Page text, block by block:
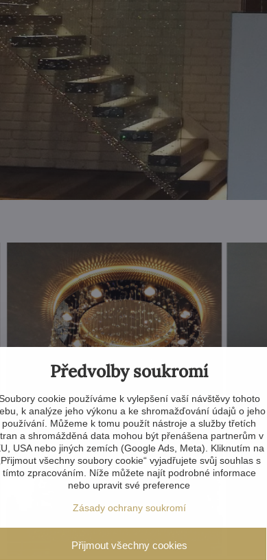
Předvolby soukromí
cookie používáme k vylepšení vaší návštěvy tohoto
k analýze jeho výkonu a ke shromažďování údajů o jeho
používání. Můžeme k tomu použít nástroje a služby třetích
a shromážděná data mohou být přenášena partnerům v
USA nebo jiných zemích (Google Ads, Meta). Kliknutím na
„Přijmout všechny soubory cookie“ vyjadřujete svůj souhlas s
tímto zpracováním. Níže můžete najít podrobné informace
nebo upravit své preference
Zásady ochrany soukromí
Přijmout všechny cookies